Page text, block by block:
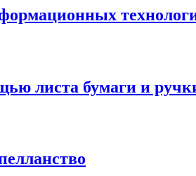
листа бумаги и